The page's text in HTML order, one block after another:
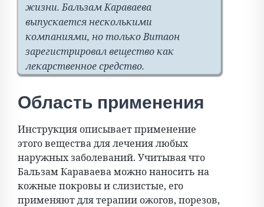
жизни. Бальзам Караваева
выпускается несколькими
компаниями, но только Витаон
зарегистрировал вещество как
лекарственное средство.
Область применения
Инструкция описывает применение
этого вещества для лечения любых
наружных заболеваний. Учитывая что
Бальзам Караваева можно наносить на
кожные покровы и слизистые, его
применяют для терапии ожогов, порезов,